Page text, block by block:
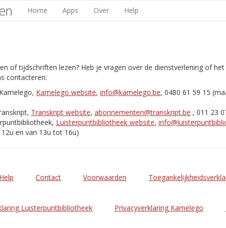
Home Apps Over Help
of tijdschriften lezen? Heb je vragen over de dienstverlening of
contacteren:
Kamelego website, info@kamelego.be, 0480 61 59 15
Transkript website, abonnementen@transkript.be , 011 23
Luisterpuntbibliotheek website,
en van 13u tot 16u)
Help Contact Voorwaarden
Luisterpuntbibliotheek Privacyverklaring Kamelego